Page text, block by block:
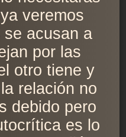
veremos
se acusan a
por las
otro tiene y
relación no
debido pero
es lo